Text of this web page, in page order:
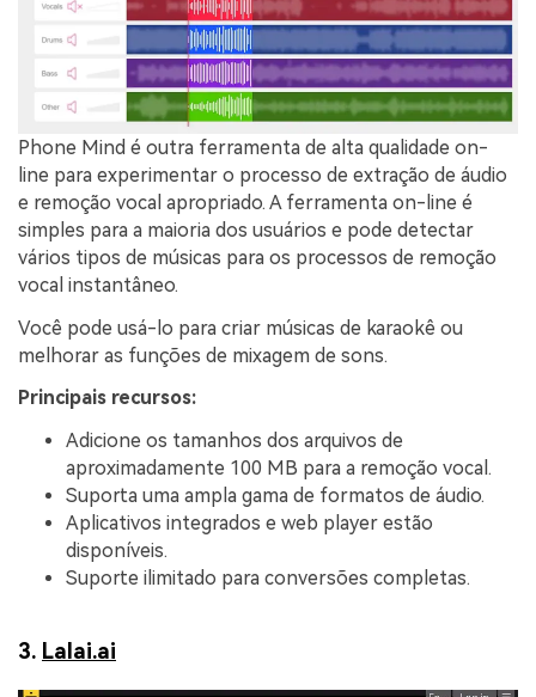
Phone Mind é outra ferramenta de alta qualidade on-
line para experimentar o processo de extração de áudio
e remoção vocal apropriado. A ferramenta on-line é
simples para a maioria dos usuários e pode detectar
vários tipos de músicas para os processos de remoção
vocal instantâneo.
Você pode usá-lo para criar músicas de karaokê ou
melhorar as funções de mixagem de sons.
Principais recursos:
Adicione os tamanhos dos arquivos de
aproximadamente 100 MB para a remoção vocal.
Suporta uma ampla gama de formatos de áudio.
Aplicativos integrados e web player estão
disponíveis.
Suporte ilimitado para conversões completas.
3. Lalai.ai